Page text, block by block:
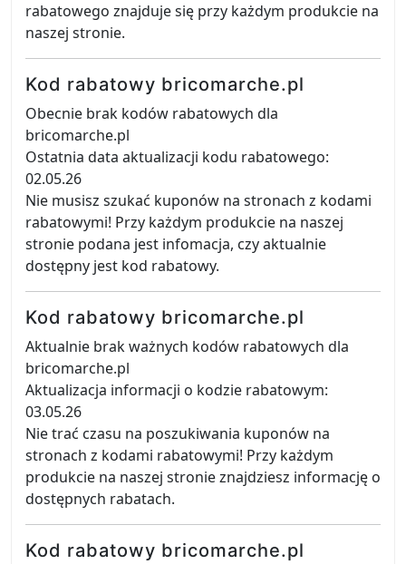
rabatowego znajduje się przy każdym produkcie na
naszej stronie.
Kod rabatowy bricomarche.pl
Obecnie brak kodów rabatowych dla
bricomarche.pl
Ostatnia data aktualizacji kodu rabatowego:
02.05.26
Nie musisz szukać kuponów na stronach z kodami
rabatowymi! Przy każdym produkcie na naszej
stronie podana jest infomacja, czy aktualnie
dostępny jest kod rabatowy.
Kod rabatowy bricomarche.pl
Aktualnie brak ważnych kodów rabatowych dla
bricomarche.pl
Aktualizacja informacji o kodzie rabatowym:
03.05.26
Nie trać czasu na poszukiwania kuponów na
stronach z kodami rabatowymi! Przy każdym
produkcie na naszej stronie znajdziesz informację o
dostępnych rabatach.
Kod rabatowy bricomarche.pl